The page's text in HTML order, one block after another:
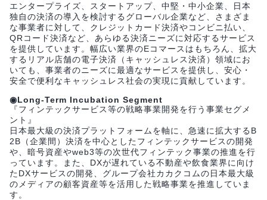
エンタープライズ、スタートアップ、中堅・中小企業、日本
独自の決済の導入を検討するグローバル企業など、さまざま
な事業者に対して、クレジットカード決済やコンビニ払い、
QRコード決済など、あらゆる決済ニーズに対応するサービス
を提供しています。幅広い業界のEコマースはもちろん、拡大
するリアル店舗の電子決済（キャッシュレス決済）領域にお
いても、事業者のニーズに最適なサービスを提供し、安心・
安全で便利なキャッシュレス社会の実現に貢献しています。
◉Long-Term Incubation Segment
『フィンテックサービス等の戦略事業開発を行う事業セグメ
ント』
日本最大級の決済プラットフォームを軸に、急速に拡大するB
2B（企業間）決済を中心としたフィンテックサービスの開発
や、暗号資産やweb3等の次世代フィンテック事業の推進を行
っています。また、DXが遅れている不動産や飲食業界に向け
たDXサービスの開発、グループ会社カカクコムの日本最大級
のメディアの顧客資産等を活用した戦略事業を推進していま
す。